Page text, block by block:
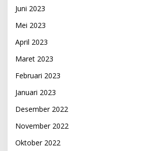
Juni 2023
Mei 2023
April 2023
Maret 2023
Februari 2023
Januari 2023
Desember 2022
November 2022
Oktober 2022